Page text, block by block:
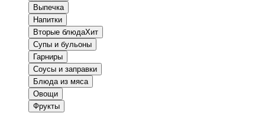
Выпечка
Напитки
Вторые блюдаХит
Супы и бульоны
Гарниры
Соусы и заправки
Блюда из мяса
Овощи
Фрукты